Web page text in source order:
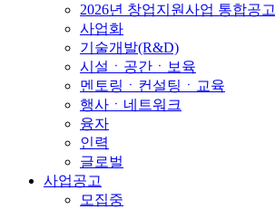
2026년 창업지원사업 통합공고
사업화
기술개발(R&D)
시설ㆍ공간ㆍ보육
멘토링ㆍ컨설팅ㆍ교육
행사ㆍ네트워크
융자
인력
글로벌
사업공고
모집중